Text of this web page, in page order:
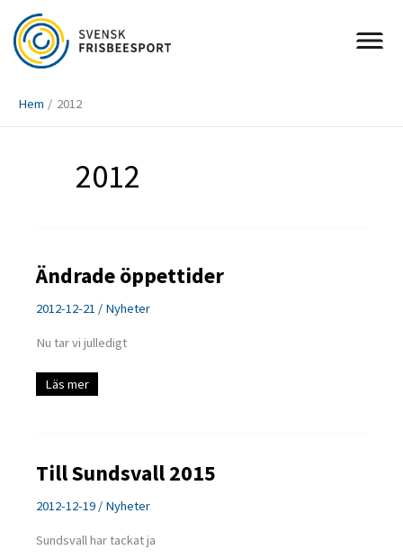
innehåll
Hem 2012
2012
Ändrade öppettider
2012-12-21 / Nyheter
Nu tar vi julledigt
Ändrade
öppettider
Läs mer
Till Sundsvall 2015
2012-12-19 / Nyheter
Sundsvall har tackat ja